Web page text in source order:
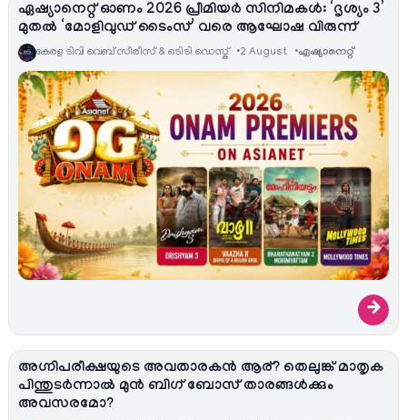
ഏഷ്യാനെറ്റ് ഓണം 2026 പ്രീമിയർ സിനിമകൾ: ‘ദൃശ്യം 3’
മുതൽ ‘മോളിവുഡ് ടൈംസ്’ വരെ ആഘോഷ വിരുന്ന്
കേരള ടിവി വെബ് സീരീസ് & ഒടിടി ഡെസ്ക് 2 August ഏഷ്യാനെറ്റ്‌
→
അഗ്നിപരീക്ഷയുടെ അവതാരകൻ ആര്? തെലുങ്ക് മാതൃക
പിന്തുടർന്നാൽ മുൻ ബിഗ് ബോസ് താരങ്ങൾക്കും
അവസരമോ?